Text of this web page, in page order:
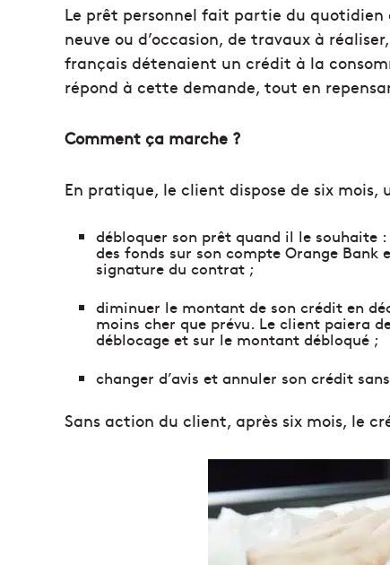
Le prêt personnel fait partie du quotidien
neuve ou d’occasion, de travaux à
français détenaient un crédit à la
répond à cette demande, tout en
Comment ça marche ?
En pratique, le client dispose de six
débloquer son prêt quand il le souhaite
des fonds sur son compte Orange
signature du contrat ;
diminuer le montant de son crédit en
moins cher que prévu. Le client paiera
déblocage et sur le montant débloqué ;
changer d’avis et annuler son crédit
Sans action du client, après six mois, le